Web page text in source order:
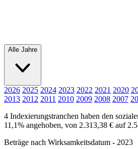
Alle Jahre
2026 2025 2024 2023 2022 2021 2020
2013 2012 2011 2010 2009 2008 2007
4 Indexierungstranchen haben den
11,1% angehoben, von 2.313,38 € auf
Beträge nach Wirksamkeitsdatum - 2023